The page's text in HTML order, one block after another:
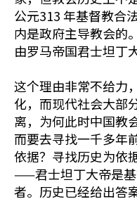
公元313 年基督教合
内是政府主导教会的
由罗马帝国君士坦丁
这个理由非常不给力
化，而现代社会大部
离，为何此时中国
而要去寻找一千多
依据？寻找历史为依
——君士坦丁大帝是
者。历史已经给出答